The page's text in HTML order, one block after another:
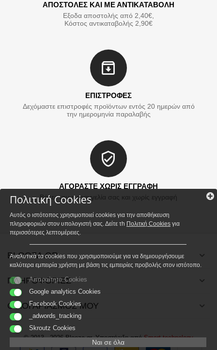
ΑΠΟΣΤΟΛΕΣ ΚΑΙ ΜΕ ΑΝΤΙΚΑΤΑΒΟΛΗ
Εξοδα αποστολής από 2,40€,
Κόστος αντικαταβολής 2,90€
ΕΠΙΣΤΡΟΦΕΣ
Δεχόμαστε επιστροφές προϊόντων εντός 20 ημερών από
την ημερομηνία παραλαβής
ΑΓΟΡΑΣΤΕ ΧΩΡΙΣ ΕΓΓΡΑΦΗ
Βάλτε την παραγγελία σας και χωρίς εγγραφή
BLOOZA.GR
ΠΛΗΡΟΦΟΡΙΕΣ
Ο ΛΟΓΑΡΙΑΣΜΟΣ ΜΟΥ
© 2013 - 2026 Blooza.gr. Υποστήριξη απόSmart technology
Πολιτική Cookies
Αυτός ο ιστότοπος χρησιμοποιεί cookies για την αποθήκευση
πληροφοριών στον υπολογιστή σας. Δείτε τh Πολιτκή Cookies για
περισσότερες λεπτομέρειες.
Αναλυτικά τα cookies που χρησιμοποιούμε για να δημιουργήσουμε
καλύτερα εμπειρία χρήστη με βάση τις εμπειρίες προβολής στον ιστότοπο.
Απαραίτητα Cookies
Google analytics Cookies
Facebook Cookies
_adwords_tracking
Skroutz Cookies
Ναι σε όλα